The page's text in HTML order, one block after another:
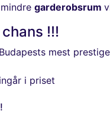
garderobsrum
!!!
mest
i priset